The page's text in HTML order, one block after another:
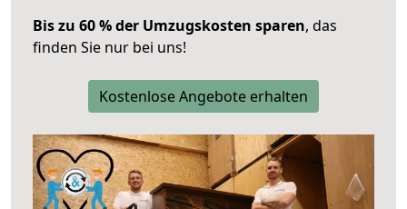
Bis zu 60 % der Umzugskosten sparen, das
finden Sie nur bei uns!
Kostenlose Angebote erhalten